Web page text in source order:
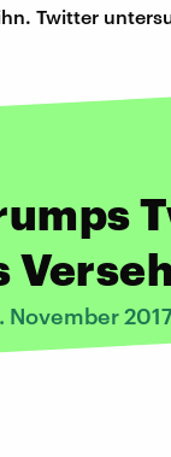
Twitter
November